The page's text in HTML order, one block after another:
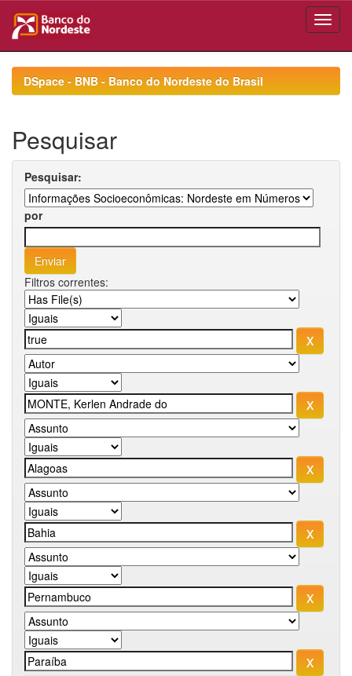
navigationDSpace - BNB - Banco do Nordeste do Brasil
Pesquisar
Pesquisar:
por
Filtros correntes: